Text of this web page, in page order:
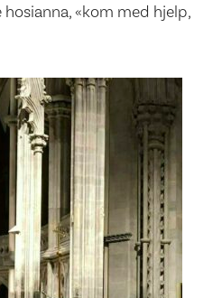
«kom med hjelp,